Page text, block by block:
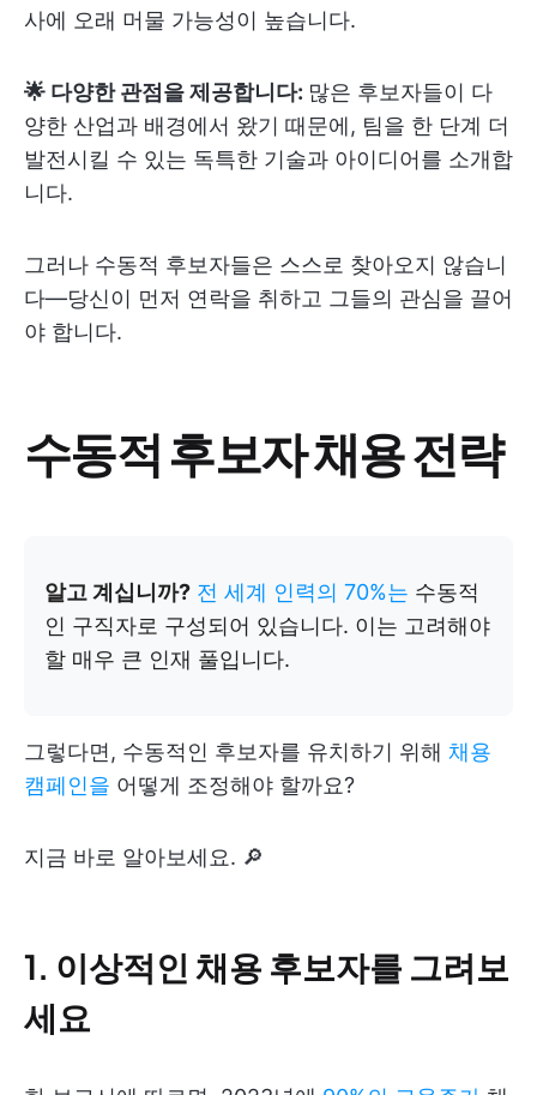
사에 오래 머물 가능성이 높습니다.
🌟 다양한 관점을 제공합니다: 많은 후보자들이 다
양한 산업과 배경에서 왔기 때문에, 팀을 한 단계 더
발전시킬 수 있는 독특한 기술과 아이디어를 소개합
니다.
그러나 수동적 후보자들은 스스로 찾아오지 않습니
다—당신이 먼저 연락을 취하고 그들의 관심을 끌어
야 합니다.
수동적 후보자 채용 전략
알고 계십니까? 전 세계 인력의 70%는 수동적
인 구직자로 구성되어 있습니다. 이는 고려해야
할 매우 큰 인재 풀입니다.
그렇다면, 수동적인 후보자를 유치하기 위해 채용
캠페인을 어떻게 조정해야 할까요?
지금 바로 알아보세요. 🔎
1. 이상적인 채용 후보자를 그려보
세요